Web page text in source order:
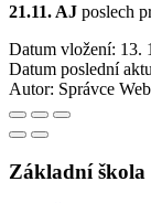
21.11. AJ poslech
Datum vložení: 13.
Datum poslední
Autor: Správce
Základní škola